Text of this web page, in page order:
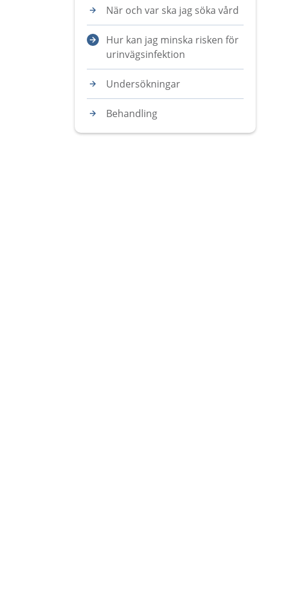
När och var ska jag söka vård
Hur kan jag minska risken för
urinvägsinfektion
Undersökningar
Behandling